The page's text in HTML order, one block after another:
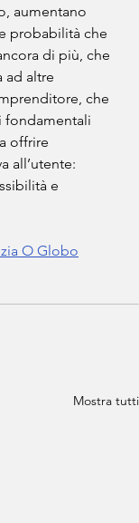
aumentano
probabilità che
di più, che
ad altre
che
fondamentali
offrire
all’utente:
e
O Globo
Mostra tutti